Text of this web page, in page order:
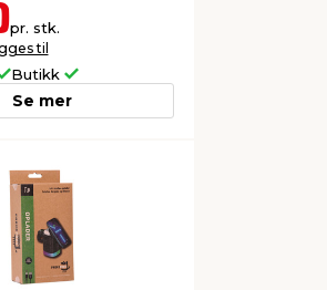
pr. stk.
til
Butikk
Se mer